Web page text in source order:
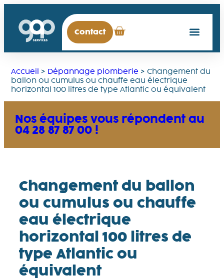
Contact
Accueil > Dépannage plomberie > Changement du
ballon ou cumulus ou chauffe eau électrique
horizontal 100 litres de type Atlantic ou équivalent
Nos équipes vous répondent au
04 28 87 87 00 !
Changement du ballon
ou cumulus ou chauffe
eau électrique
horizontal 100 litres de
type Atlantic ou
équivalent